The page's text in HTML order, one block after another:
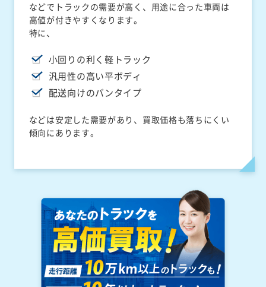
などでトラックの需要が高く、用途に合った車両は
高値が付きやすくなります。
特に、
小回りの利く軽トラック
汎用性の高い平ボディ
配送向けのバンタイプ
などは安定した需要があり、買取価格も落ちにくい
傾向にあります。